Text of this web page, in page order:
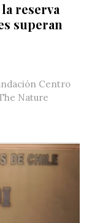
reserva
superan
Centro
Nature